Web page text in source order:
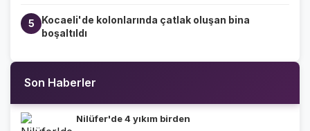
5
Kocaeli'de kolonlarında çatlak oluşan bina
boşaltıldı
Son Haberler
Nilüfer'de 4 yıkım birden